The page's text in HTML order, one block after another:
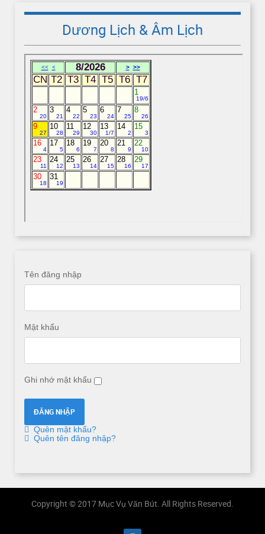
Dương Lịch & Âm Lịch
Tên đăng nhập
Mật khẩu
Ghi nhớ mật khẩu
Quên mật khẩu?
Quên tên đăng nhập?
Copyright © 2017 Mục Vụ Văn Bút. All Rights Reserved.